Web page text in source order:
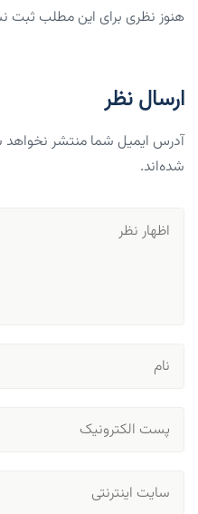
هنوز نظری برای این مطلب
ارسال نظر
آدرس ایمیل شما منتشر
شده‌اند.